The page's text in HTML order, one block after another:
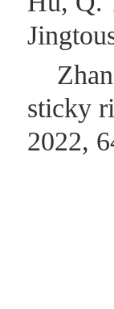
sticky
2022,